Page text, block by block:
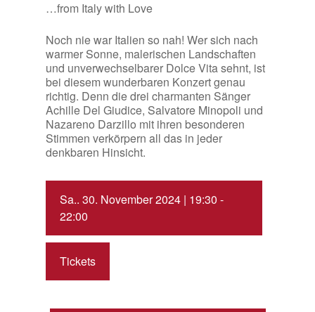
…from Italy with Love
Noch nie war Italien so nah! Wer sich nach
warmer Sonne, malerischen Landschaften
und unverwechselbarer Dolce Vita sehnt, ist
bei diesem wunderbaren Konzert genau
richtig. Denn die drei charmanten Sänger
Achille Del Giudice, Salvatore Minopoli und
Nazareno Darzillo mit ihren besonderen
Stimmen verkörpern all das in jeder
denkbaren Hinsicht.
Sa.. 30. November 2024 | 19:30 -
22:00
Tickets